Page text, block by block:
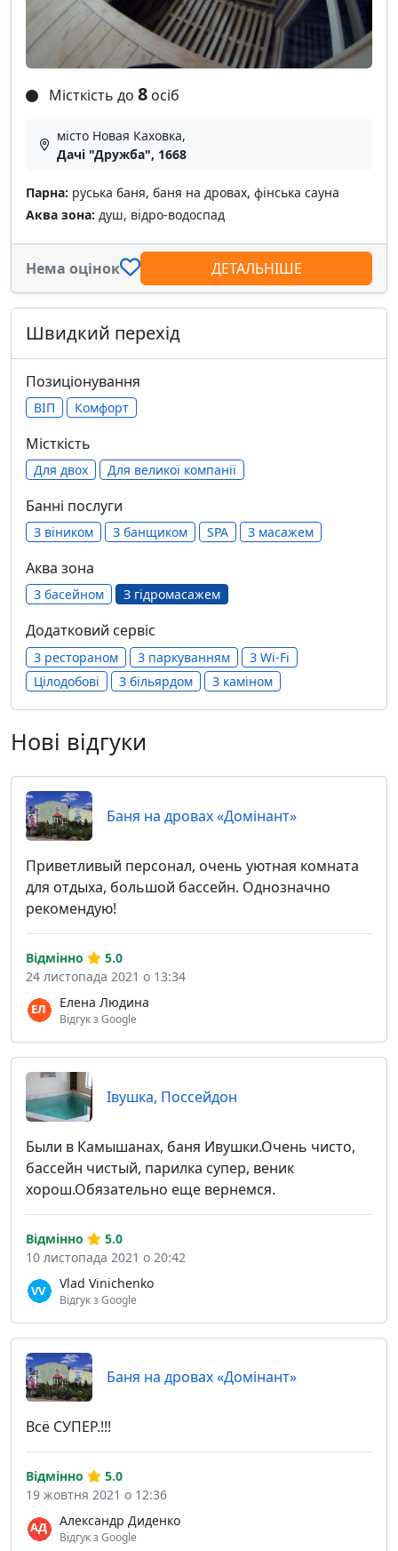
Місткість до 8 осіб
місто Новая Каховка,
Дачі "Дружба", 1668
Парна: руська баня, баня на дровах, фінська сауна
Аква зона: душ, відро-водоспад
Нема оцінок ДЕТАЛЬНІШЕ
Швидкий перехід
Позиціонування
ВІП Комфорт
Місткість
Для двох Для великої компанії
Банні послуги
З віником З банщиком SPA З масажем
Аква зона
З басейном З гідромасажем
Додатковий сервіс
З рестораном З паркуванням
З Wi-Fi
Цілодобові
З більярдом З каміном
Нові відгуки
Баня на дровах «Домiнант»
Приветливый персонал, очень уютная комната
для отдыха, большой бассейн. Однозначно
рекомендую!
Елена Людина
Відгук з Google
Відмінно
5.0
24 листопада 2021 о 13:34
Івушка, Поссейдон
Были в Камышанах, баня Ивушки.Очень чисто,
бассейн чистый, парилка супер, веник
хорош.Обязательно еще вернемся.
Vlad Vinichenko
Відгук з Google
Відмінно
5.0
10 листопада 2021 о 20:42
Баня на дровах «Домiнант»
Всё СУПЕР.!!!
Александр Диденко
Відгук з Google
Відмінно
5.0
19 жовтня 2021 о 12:36